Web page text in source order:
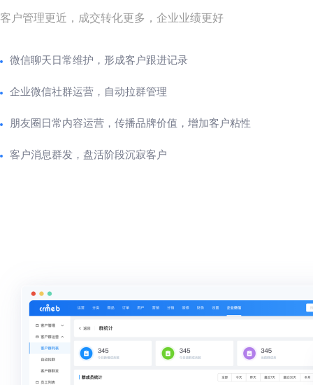
客户管理更近，成交转化更多，企业业绩更好
微信聊天日常维护，形成客户跟进记录
企业微信社群运营，自动拉群管理
朋友圈日常内容运营，传播品牌价值，增加客户粘性
客户消息群发，盘活阶段沉寂客户